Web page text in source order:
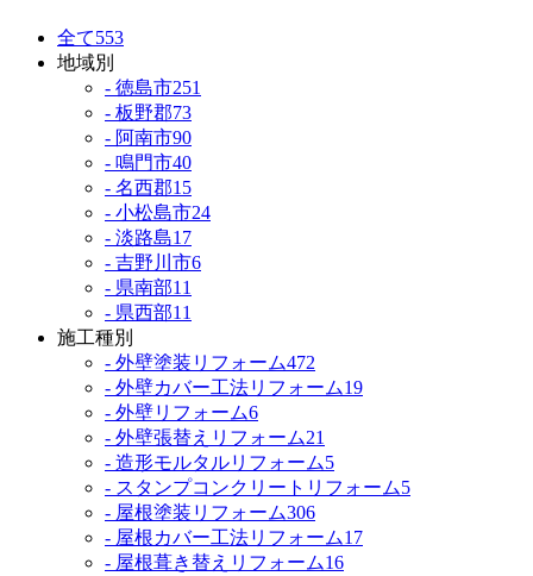
全て553
地域別
- 徳島市251
- 板野郡73
- 阿南市90
- 鳴門市40
- 名西郡15
- 小松島市24
- 淡路島17
- 吉野川市6
- 県南部11
- 県西部11
施工種別
- 外壁塗装リフォーム472
- 外壁カバー工法リフォーム19
- 外壁リフォーム6
- 外壁張替えリフォーム21
- 造形モルタルリフォーム5
- スタンプコンクリートリフォーム5
- 屋根塗装リフォーム306
- 屋根カバー工法リフォーム17
- 屋根葺き替えリフォーム16